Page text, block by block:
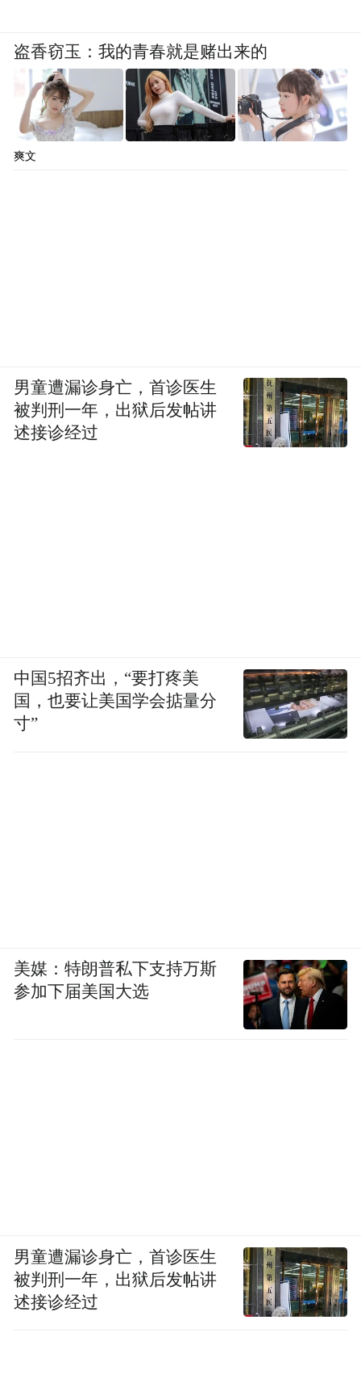
盗香窃玉：我的青春就是赌出来的
爽文
男童遭漏诊身亡，首诊医生
被判刑一年，出狱后发帖讲
述接诊经过
中国5招齐出，“要打疼美
国，也要让美国学会掂量分
寸”
美媒：特朗普私下支持万斯
参加下届美国大选
男童遭漏诊身亡，首诊医生
被判刑一年，出狱后发帖讲
述接诊经过